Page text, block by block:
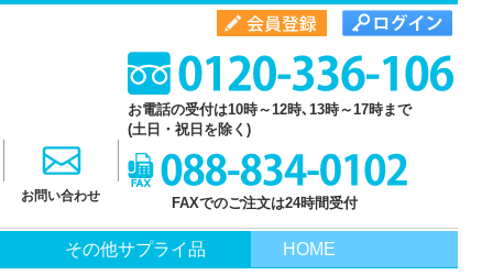
お電話の受付は10時～12時､13時～17時まで
(土日・祝日を除く)
お問い合わせ FAXでのご注文は24時間受付
その他サプライ品 HOME